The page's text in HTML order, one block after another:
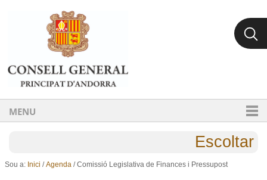
Ves al contingut.
Salta a la navegació
MENU
Escoltar
Sou a: Inici /Agenda /Comissió Legislativa de Finances i Pressupost